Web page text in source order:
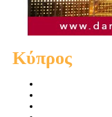
Κύπρος